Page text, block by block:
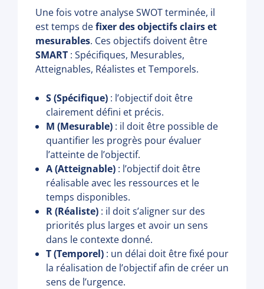
Une fois votre analyse SWOT terminée, il
est temps defixer des objectifs clairs et
mesurables. Ces objectifs doivent être
SMART : Spécifiques, Mesurables,
Atteignables, Réalistes et Temporels.
S (Spécifique) : l’objectif doit être
clairement défini et précis.
M (Mesurable) : il doit être possible de
quantifier les progrès pour évaluer
l’atteinte de l’objectif.
A (Atteignable) : l’objectif doit être
réalisable avec les ressources et le
temps disponibles.
R (Réaliste) : il doit s’aligner sur des
priorités plus larges et avoir un sens
dans le contexte donné.
T (Temporel) : un délai doit être fixé pour
la réalisation de l’objectif afin de créer un
sens de l’urgence.